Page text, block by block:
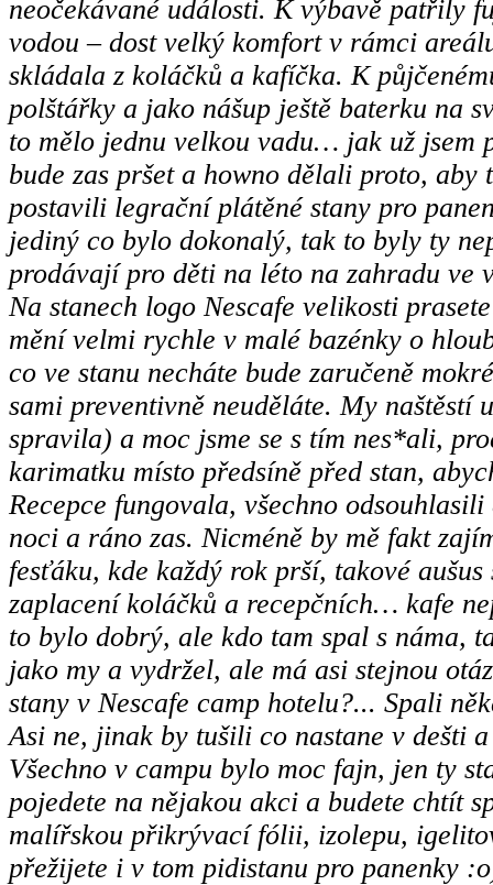
neočekávané události. K výbavě patřily
vodou – dost velký komfort v rámci
skládala z koláčků a kafíčka. K
polštářky a jako nášup ještě baterku na
to mělo jednu velkou vadu… jak už jsem
bude zas pršet a howno dělali proto,
postavili legrační plátěné stany pro
jediný co bylo dokonalý, tak to byly ty
prodávají pro děti na léto na zahradu ve
Na stanech logo Nescafe velikosti
mění velmi rychle v malé bazénky o
co ve stanu necháte bude zaručeně
sami preventivně neuděláte. My
spravila) a moc jsme se s tím nes*ali,
karimatku místo předsíně před stan,
Recepce fungovala, všechno
noci a ráno zas. Nicméně by mě fakt
fesťáku, kde každý rok prší, takové
zaplacení koláčků a recepčních… kafe
to bylo dobrý, ale kdo tam spal s náma,
jako my a vydržel, ale má asi stejnou
stany v Nescafe camp hotelu?... Spali
Asi ne, jinak by tušili co nastane v dešti
Všechno v campu bylo moc fajn, jen ty
pojedete na nějakou akci a budete chtít
malířskou přikrývací fólii, izolepu,
přežijete i v tom pidistanu pro panenky